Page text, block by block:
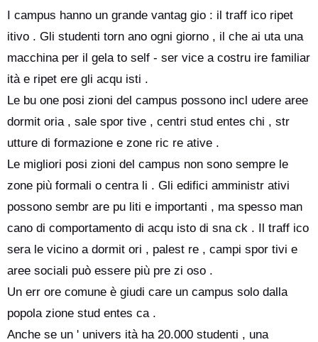
I campus hanno un grande vantag gio : il traff ico ripet
itivo . Gli studenti torn ano ogni giorno , il che ai uta una
macchina per il gela to self - ser vice a costru ire familiar
ità e ripet ere gli acqu isti .
Le bu one posi zioni del campus possono incl udere aree
dormit oria , sale spor tive , centri stud entes chi , str
utture di formazione e zone ric re ative .
Le migliori posi zioni del campus non sono sempre le
zone più formali o centra li . Gli edifici amministr ativi
possono sembr are pu liti e importanti , ma spesso man
cano di comportamento di acqu isto di sna ck . Il traff ico
sera le vicino a dormit ori , palest re , campi spor tivi e
aree sociali può essere più pre zi oso .
Un err ore comune è giudi care un campus solo dalla
popola zione stud entes ca .
Anche se un ' univers ità ha 20.000 studenti , una